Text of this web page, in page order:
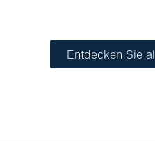
Entdecken Sie